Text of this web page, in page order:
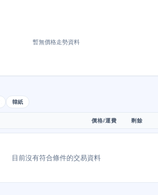
暫無價格走勢資料
韓紙
價格/運費 剩餘
目前沒有符合條件的交易資料